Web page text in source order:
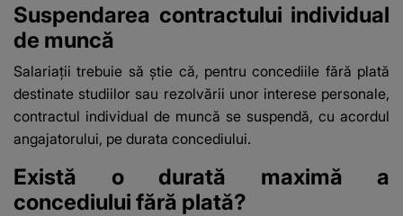
Suspendarea contractului individual
de muncă
Salariații trebuie să știe că, pentru concediile fără plată
destinate studiilor sau rezolvării unor interese personale,
contractul individual de muncă se suspendă, cu acordul
angajatorului, pe durata concediului.
Există o durată maximă a
concediului fără plată?